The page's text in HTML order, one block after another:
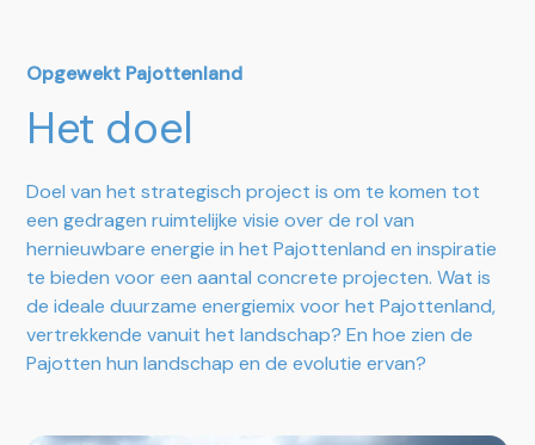
Opgewekt Pajottenland
Het doel
Doel van het strategisch project is om te komen tot
een gedragen ruimtelijke visie over de rol van
hernieuwbare energie in het Pajottenland en inspiratie
te bieden voor een aantal concrete projecten. Wat is
de ideale duurzame energiemix voor het Pajottenland,
vertrekkende vanuit het landschap? En hoe zien de
Pajotten hun landschap en de evolutie ervan?